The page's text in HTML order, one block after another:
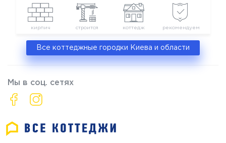
кирпич строится коттедж рекомендуем
Все коттеджные городки Киева и области
Мы в соц. сетях